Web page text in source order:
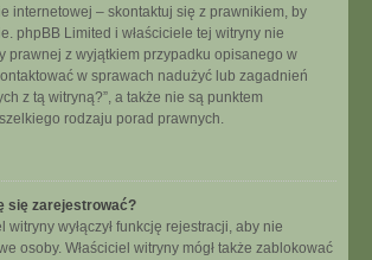
internetowej – skontaktuj się z prawnikiem, by
phpBB Limited i właściciele tej witryny nie
prawnej z wyjątkiem przypadku opisanego w
w sprawach nadużyć lub zagadnień
z tą witryną?”, a także nie są punktem
rodzaju porad prawnych.
się zarejestrować?
witryny wyłączył funkcję rejestracji, aby nie
osoby. Właściciel witryny mógł także zablokować